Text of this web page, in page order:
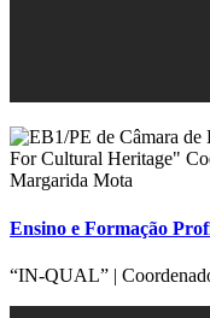
Ensino e Formação
“IN-QUAL” |